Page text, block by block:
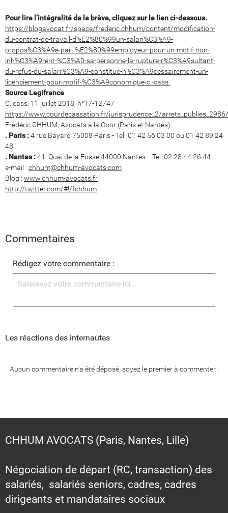
Pour lire l’intégralité de la brève, cliquez sur le lien ci-dessous.
https://blogavocat.fr/space/frederic.chhum/content/modification-
du-contrat-de-travail-d%E2%80%99un-salari%C3%A9-
propos%C3%A9e-par-l%E2%80%99employeur-pour-un-motif-non-
inh%C3%A9rent-%C3%A0-sa-personne-la-rupture-r%C3%A9sultant-
du-refus-du-salari%C3%A9-constitue-n%C3%A9cessairement-un-
licenciement-pour-motif-%C3%A9conomique-c.-cass.
Source Legifrance
C. cass. 11 juillet 2018, n°17-12747
https://www.courdecassation.fr/jurisprudence_2/
Frédéric CHHUM, Avocats à la Cour (Paris et Nantes)
. Paris :4 rue Bayard 75008 Paris - Tel: 01 42 56 03 00 ou 01 42 89 24
48
. Nantes :41, Quai de la Fosse 44000 Nantes - Tel: 02 28 44 26 44
e-mail : chhum@chhum-avocats.com
Blog : www.chhum-avocats.fr
http://twitter.com/#!/fchhum
Commentaires
Rédigez votre commentaire :
Les réactions des internautes
Aucun commentaire n'a été déposé, soyez le premier à commenter !
CHHUM AVOCATS (Paris, Nantes, Lille)
Négociation de départ (RC, transaction) des
salariés, salariés seniors, cadres, cadres
dirigeants et mandataires sociaux